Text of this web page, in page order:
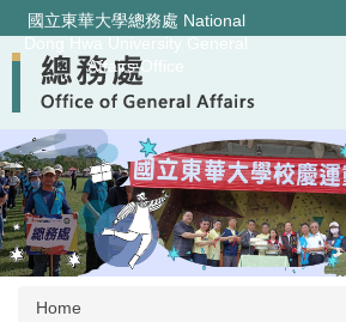
Jump
to
the
main
content
block
國立東華大學總務處 National
Dong Hwa University General
Affairs Office
Home